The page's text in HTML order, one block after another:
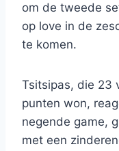
om de tweede
op love in de
te komen.
Tsitsipas, die 23
punten won,
negende game,
met een